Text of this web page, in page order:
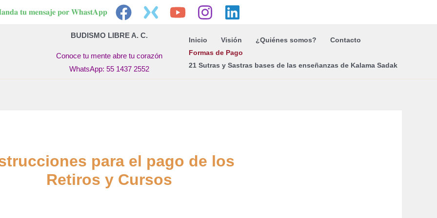
𝐭𝐮 𝐦𝐞𝐧𝐬𝐚𝐣𝐞 𝐩𝐨𝐫 𝐖𝐡𝐚𝐬𝐭𝐀𝐩𝐩
BUDISMO LIBRE A. C.
Conoce tu mente abre tu corazón
WhatsApp: 55 1437 2552
Inicio Visión ¿Quiénes somos?
Contacto
Formas de Pago
21 Sutras y Sastras bases de las enseñanzas de Kalama Sadak
para el pago de los
Retiros y Cursos